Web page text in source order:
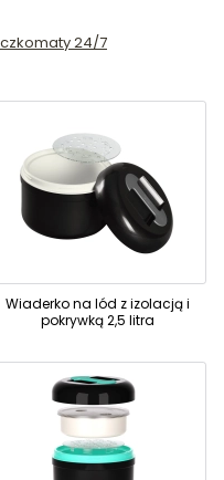
24/7
Wiaderko na lód z izolacją i
pokrywką 2,5 litra